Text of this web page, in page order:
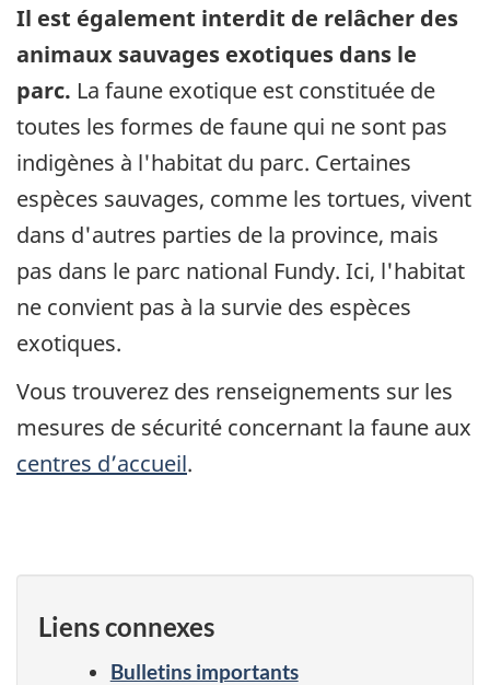
Il est également interdit de relâcher des
animaux sauvages exotiques dans le
parc. La faune exotique est constituée de
toutes les formes de faune qui ne sont pas
indigènes à l'habitat du parc. Certaines
espèces sauvages, comme les tortues, vivent
dans d'autres parties de la province, mais
pas dans le parc national Fundy. Ici, l'habitat
ne convient pas à la survie des espèces
exotiques.
Vous trouverez des renseignements sur les
mesures de sécurité concernant la faune aux
centres d’accueil.
Liens connexes
Bulletins importants